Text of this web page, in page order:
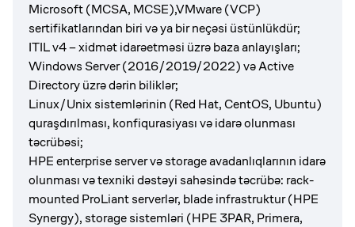
Microsoft (MCSA, MCSE),VMware (VCP)
sertifikatlarından biri və ya bir neçəsi üstünlükdür;
ITIL v4 – xidmət idarəetməsi üzrə baza anlayışları;
Windows Server (2016/2019/2022) və Active
Directory üzrə dərin biliklər;
Linux/Unix sistemlərinin (Red Hat, CentOS, Ubuntu)
quraşdırılması, konfiqurasiyası və idarə olunması
təcrübəsi;
HPE enterprise server və storage avadanlıqlarının idarə
olunması və texniki dəstəyi sahəsində təcrübə: rack-
mounted ProLiant serverlər, blade infrastruktur (HPE
Synergy), storage sistemləri (HPE 3PAR, Primera,